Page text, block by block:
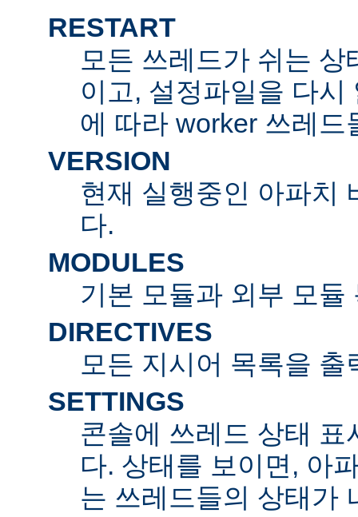
RESTART
모든 쓰레드가 쉬는
이고, 설정파일을 다
에 따라 worker 쓰레드
VERSION
현재 실행중인 아파치
다.
MODULES
기본 모듈과 외부 모듈
DIRECTIVES
모든 지시어 목록을 출
SETTINGS
콘솔에 쓰레드 상태 표
다. 상태를 보이면, 아
는 쓰레드들의 상태가